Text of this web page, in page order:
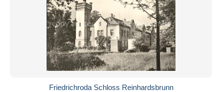
Friedrichroda Schloss Reinhardsbrunn